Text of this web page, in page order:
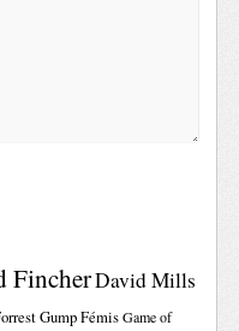
FincherDavid Mills
GumpFémis Game of